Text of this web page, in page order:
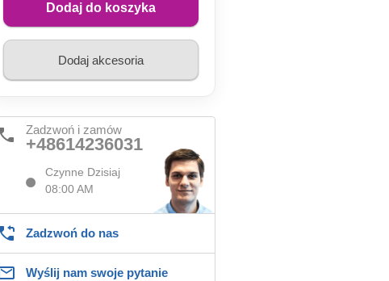
Dodaj do koszyka
Dodaj akcesoria
Zadzwoń i zamów
+48614236031
Czynne Dzisiaj
08:00 AM
Zadzwoń do nas
Wyślij nam swoje pytanie